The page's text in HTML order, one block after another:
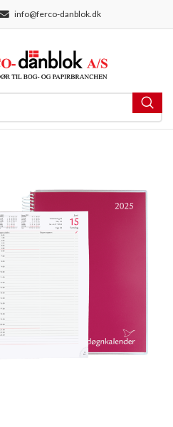
info@ferco-danblok.dk